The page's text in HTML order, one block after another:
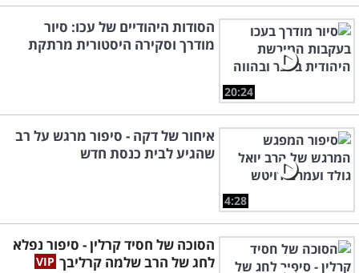
20:24
הסודות היהודיים של עכו: סיור
מודרך וסקירה היסטורית מרתקת
4:28
איחור של דקה - סיפור מרגש על רב
שהגיע לבית כנסת חדש
הסוכה של חסיד קרלין - סיפור נפלא
לחג של הרב שלמה קרליבך